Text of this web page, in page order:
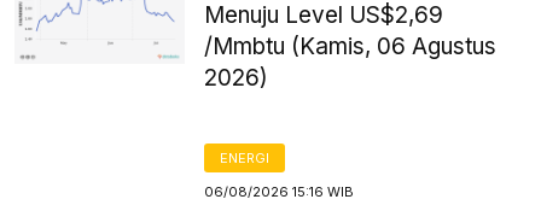
Menuju Level US$2,69
/Mmbtu (Kamis, 06 Agustus
2026)
ENERGI
06/08/2026 15:16 WIB